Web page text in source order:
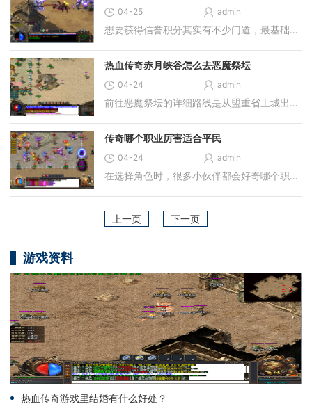
04-25 admin
想要获得信誉积分其实有不少门道，最基础的方法就是多参与游戏中的各类活动，比如去打打世界首领、挑战精英怪物，或者参与藏经峡谷、水晶珍宝战这些热闹的活动，在野外击败那
热血传奇赤月峡谷怎么去恶魔祭坛
04-24 admin
前往恶魔祭坛的详细路线是从盟重省土城出发，向西北方向移动找到白日门，在白日门地图中寻找丛林迷宫的入口，丛林迷宫的具体坐标约为三百五十二、二百四十二。通过丛林迷宫后
传奇哪个职业厉害适合平民
04-24 admin
在选择角色时，很多小伙伴都会好奇哪个职业既强大又适合资源有限的玩家。对于咱们这些不想投入太多的玩家来说，道士这个职业绝对是个值得考虑的选择。它有着相当不错的生存能
上一页 下一页
游戏资料
热血传奇游戏里结婚有什么好处？